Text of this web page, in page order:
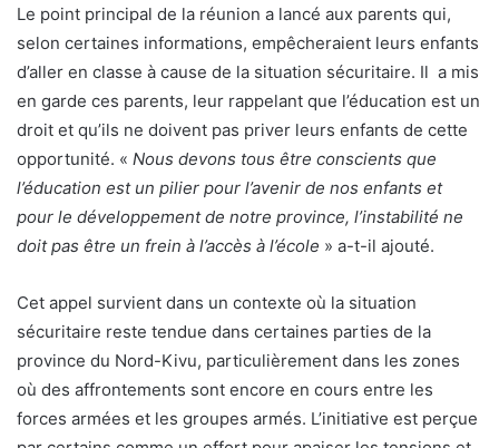
Le point principal de la réunion a lancé aux parents qui,
selon certaines informations, empêcheraient leurs enfants
d’aller en classe à cause de la situation sécuritaire. Il a mis
en garde ces parents, leur rappelant que l’éducation est un
droit et qu’ils ne doivent pas priver leurs enfants de cette
opportunité. « Nous devons tous être conscients que
l’éducation est un pilier pour l’avenir de nos enfants et
pour le développement de notre province, l’instabilité ne
doit pas être un frein à l’accès à l’école » a-t-il ajouté.
Cet appel survient dans un contexte où la situation
sécuritaire reste tendue dans certaines parties de la
province du Nord-Kivu, particulièrement dans les zones
où des affrontements sont encore en cours entre les
forces armées et les groupes armés. L’initiative est perçue